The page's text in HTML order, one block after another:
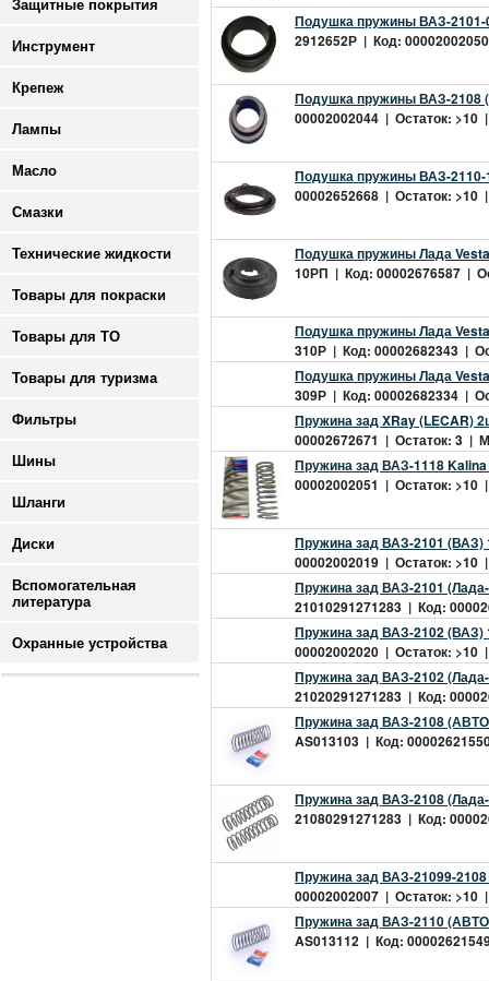
Защитные покрытия
Инструмент
Крепеж
Лампы
Масло
Смазки
Технические жидкости
Товары для покраски
Товары для ТО
Товары для туризма
Фильтры
Шины
Шланги
Диски
Вспомогательная
литература
Охранные устройства
Подушка пружины ВАЗ-2101-
2912652Р | Код:
Подушка пружины ВАЗ-2108
00002002044 | Остаток: >10
Подушка пружины ВАЗ-2110-
00002652668 | Остаток: >10
Подушка пружины Лада
10РП | Код: 00002676587 |
Подушка пружины Лада
310Р | Код: 00002682343 |
Подушка пружины Лада
309Р | Код: 00002682334 |
Пружина зад XRay (LECAR)
00002672671 | Остаток: 3 |
Пружина зад ВАЗ-1118
00002002051 | Остаток: >10
Пружина зад ВАЗ-2101 (ВАЗ)
00002002019 | Остаток: >10
Пружина зад ВАЗ-2101
21010291271283 | Код:
Пружина зад ВАЗ-2102 (ВАЗ)
00002002020 | Остаток: >10
Пружина зад ВАЗ-2102
21020291271283 | Код:
Пружина зад ВАЗ-2108
AS013103 | Код:
Пружина зад ВАЗ-2108
21080291271283 | Код:
Пружина зад ВАЗ-21099-
00002002007 | Остаток: >10
Пружина зад ВАЗ-2110
AS013112 | Код: